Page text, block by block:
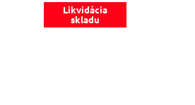
Likvidácia
skladu